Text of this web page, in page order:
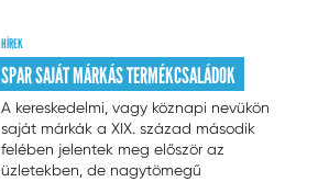
Days-en adott át Farkas Sándor, az
agrártárca miniszterhelyettese.
HÍREK
SPAR SAJÁT MÁRKÁS TERMÉKCSALÁDOK
A kereskedelmi, vagy köznapi nevükön
saját márkák a XIX. század második
felében jelentek meg először az
üzletekben, de nagytömegű